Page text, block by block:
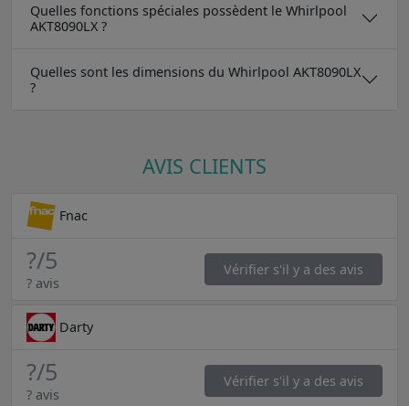
Quelles fonctions spéciales possèdent le Whirlpool
AKT8090LX ?
Quelles sont les dimensions du Whirlpool AKT8090LX
?
AVIS CLIENTS
Fnac
?/5
? avis
Vérifier s'il y a des avis
Darty
?/5
? avis
Vérifier s'il y a des avis